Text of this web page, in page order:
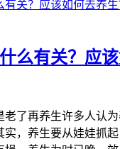
么有关？应该
老了再养生许多人认
实，养生要从娃娃抓